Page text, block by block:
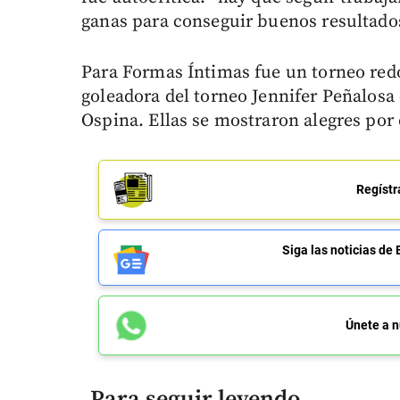
ganas para conseguir buenos
Para Formas Íntimas fue un torneo
goleadora del torneo Jennifer
Ospina. Ellas se mostraron alegres
Siga las noticias de
Únete a